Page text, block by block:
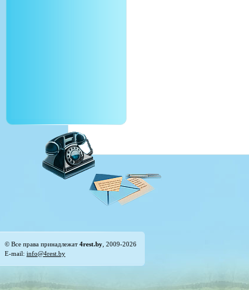
© Все права принадлежат 4rest.by , 2009-2026
E-mail: info@4rest.by